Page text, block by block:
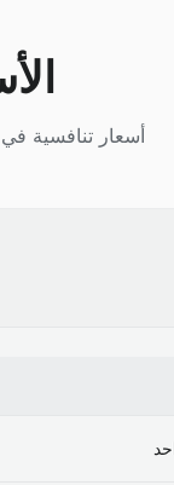
أسعار تنافسية في